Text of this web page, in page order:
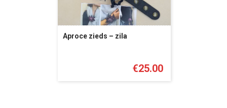
Aproce zieds – zila
€25.00